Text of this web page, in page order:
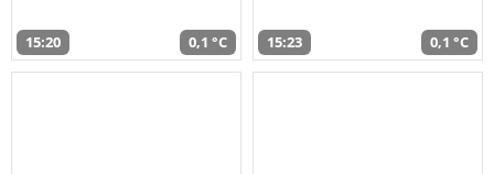
15:20 0,1 °C 15:23 0,1 °C